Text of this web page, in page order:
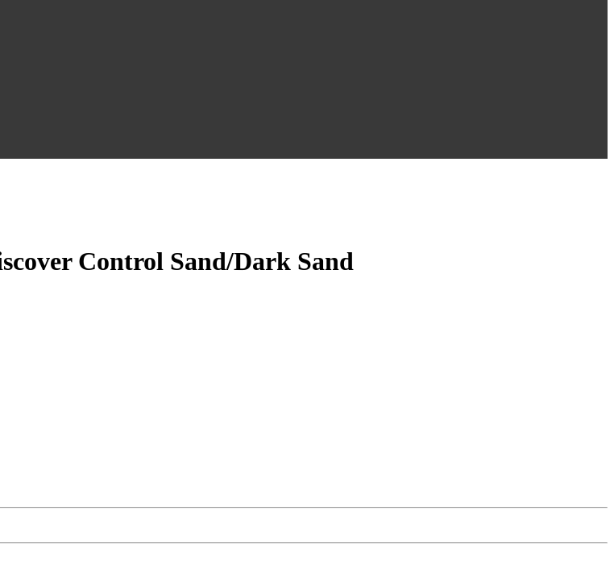
Control Sand/Dark Sand